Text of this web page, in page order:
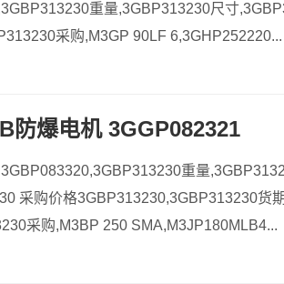
重量,3GBP313230尺寸
采购,M3GP 90LF 6,3GHP252220...
防爆电机 3GGP082321
重量
采购价格3GBP313230,3GBP313230货
采购,M3BP 250 SMA,M3JP180MLB4...